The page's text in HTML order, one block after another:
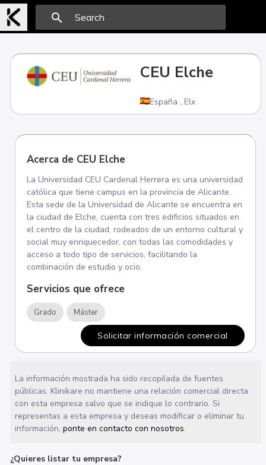
search
CEU Elche
España , Elx
Acerca de CEU Elche
La Universidad CEU Cardenal Herrera es una universidad
católica que tiene campus en la provincia de Alicante.
Esta sede de la Universidad de Alicante se encuentra en
la ciudad de Elche, cuenta con tres edificios situados en
el centro de la ciudad, rodeados de un entorno cultural y
social muy enriquecedor, con todas las comodidades y
acceso a todo tipo de servicios, facilitando la
combinación de estudio y ocio.
Servicios que ofrece
Grado Máster
Solicitar información comercial
La información mostrada ha sido recopilada de fuentes
públicas. Klinikare no mantiene una relación comercial directa
con esta empresa salvo que se indique lo contrario. Si
representas a esta empresa y deseas modificar o eliminar tu
información,ponte en contacto con nosotros.
¿Quieres listar tu empresa?